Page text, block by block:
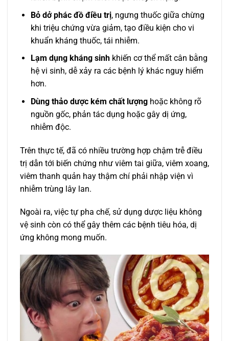
Bỏ dở phác đồ điều trị, ngưng thuốc giữa chừng
khi triệu chứng vừa giảm, tạo điều kiện cho vi
khuẩn kháng thuốc, tái nhiễm.
Lạm dụng kháng sinhkhiến cơ thể mất cân bằng
hệ vi sinh, dễ xảy ra các bệnh lý khác nguy hiểm
hơn.
Dùng thảo dược kém chất lượnghoặc không rõ
nguồn gốc, phản tác dụng hoặc gây dị ứng,
nhiễm độc.
Trên thực tế, đã có nhiều trường hợp chậm trễ điều
trị dẫn tới biến chứng như viêm tai giữa, viêm xoang,
viêm thanh quản hay thậm chí phải nhập viện vì
nhiễm trùng lây lan.
Ngoài ra, việc tự pha chế, sử dụng dược liệu không
vệ sinh còn có thể gây thêm các bệnh tiêu hóa, dị
ứng không mong muốn.